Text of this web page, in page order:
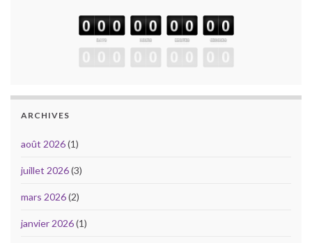
ARCHIVES
août 2026(1)
juillet 2026(3)
mars 2026(2)
janvier 2026(1)